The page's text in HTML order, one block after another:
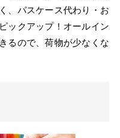
、パスケース代わり・お
ックアップ！オールイン
るので、荷物が少なくな